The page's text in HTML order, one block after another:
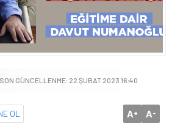
GÜNCELLENME: 22 ŞUBAT 2023 16:40
OL A+ A-